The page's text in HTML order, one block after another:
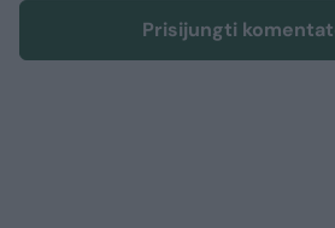
Prisijungti